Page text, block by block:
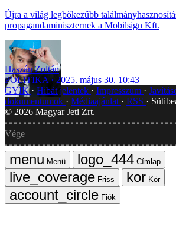
Újra a világ legbőkezűbb
propagandaminiszternek a Mobilsign Kft.
Haszán Zoltán
POLITIKA
2025. május 30. 10:43
GYIK
Hibát jelentek Impresszum
dokumentumok
Médiaajánlat RSS
© 2026 Magyar Jeti Zrt.
Vége
Menü
Címlap
Friss
Kör
Fiók